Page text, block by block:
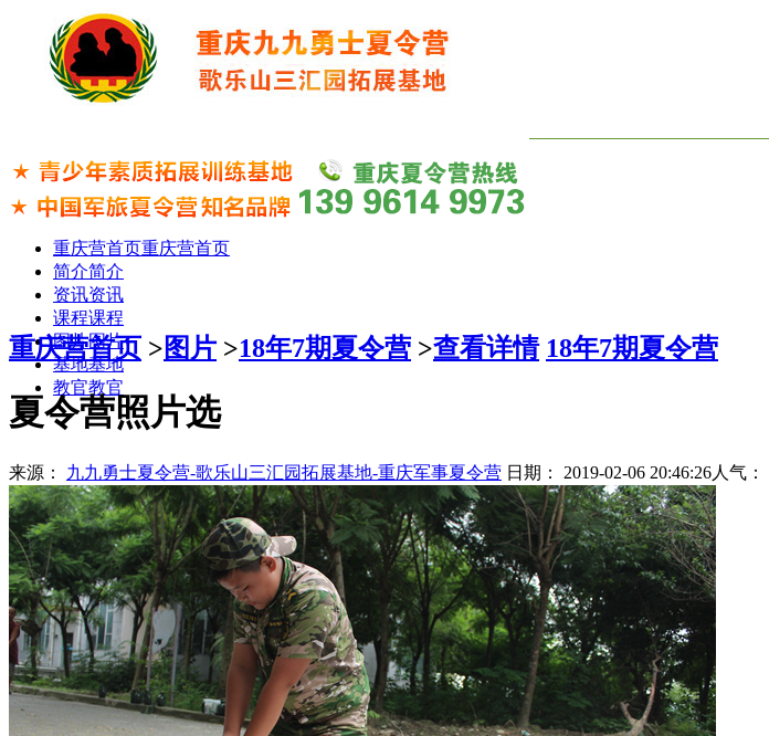
重庆营首页重庆营首页
简介简介
资讯资讯
课程课程
图片图片
基地基地
教官教官
重庆营首页 >图片 >18年7期夏令营 >查看详情 18年7期夏令营
夏令营照片选
来源： 九九勇士夏令营-歌乐山三汇园拓展基地-重庆军事夏令营 日期： 2019-02-06 20:46:26人气：